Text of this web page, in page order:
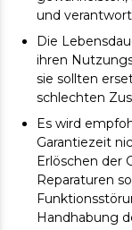
und
Die
ihren
sie sollten
schlechten
Es wird
Garantiezeit
Erlöschen der
Reparaturen
Handhabung